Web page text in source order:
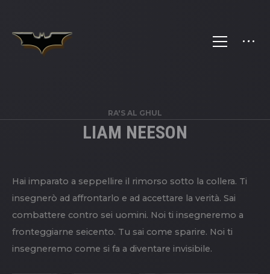
RA'S AL GHUL
LIAM NEESON
Hai imparato a seppellire il rimorso sotto la collera. Ti
insegnerò ad affrontarlo e ad accettare la verità. Sai
combattere contro sei uomini. Noi ti insegneremo a
fronteggiarne seicento. Tu sai come sparire. Noi ti
insegneremo come si fa a diventare invisibile.